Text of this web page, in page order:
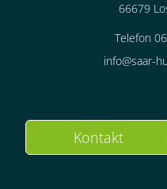
66679
Telefon
info@saar-
Kontakt